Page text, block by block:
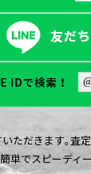
ただきます｡査
単でスピーディ